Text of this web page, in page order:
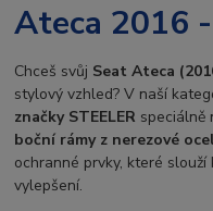
Ateca 2016
Chceš svůj Seat Ateca
stylový vzhled? V naší
značky STEELER speciálně
boční rámy z nerezové
ochranné prvky, které
vylepšení.